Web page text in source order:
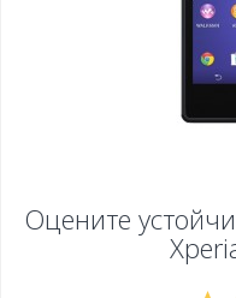
Оцените